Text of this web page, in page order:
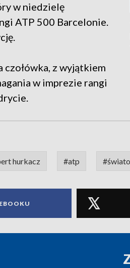
w niedzielę
ATP 500 Barcelonie.
z wyjątkiem
w imprezie rangi
hurkacz #atp